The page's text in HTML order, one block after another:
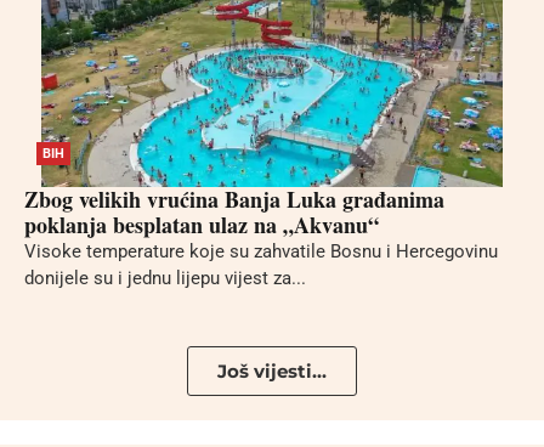
BIH
Zbog velikih vrućina Banja Luka građanima
poklanja besplatan ulaz na „Akvanu“
Visoke temperature koje su zahvatile Bosnu i Hercegovinu
donijele su i jednu lijepu vijest za...
Još vijesti...